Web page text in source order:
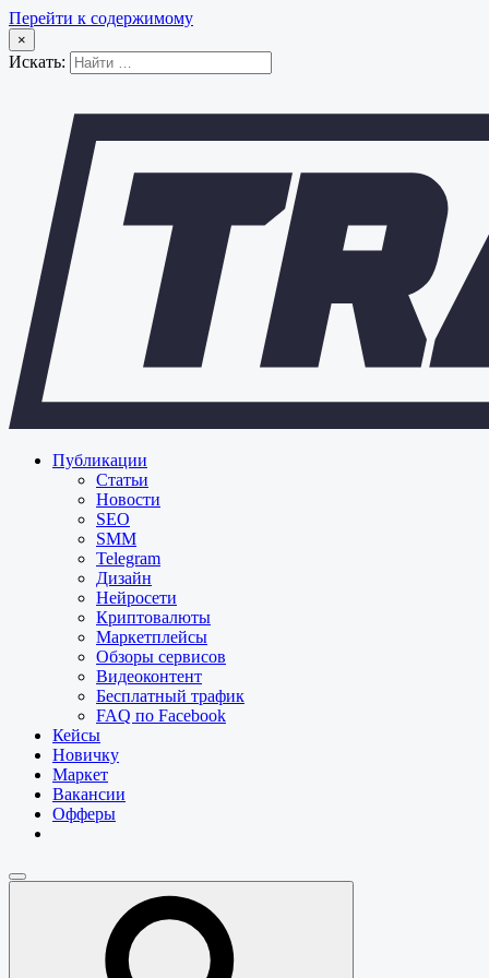
Перейти к содержимому
×
Искать:
Публикации
Статьи
Новости
SEO
SMM
Telegram
Дизайн
Нейросети
Криптовалюты
Маркетплейсы
Обзоры сервисов
Видеоконтент
Бесплатный трафик
FAQ по Facebook
Кейсы
Новичку
Маркет
Вакансии
Офферы